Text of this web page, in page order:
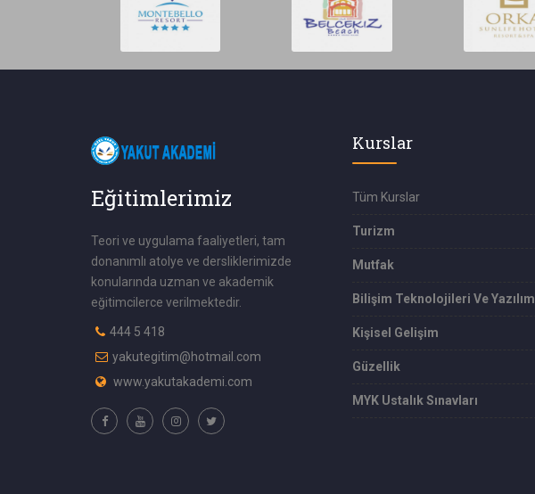
Eğitimlerimiz
Teori ve uygulama faaliyetleri, tam
donanımlı atolye ve dersliklerimizde
konularında uzman ve akademik
eğitimcilerce verilmektedir.
444 5 418
yakutegitim@hotmail.com
www.yakutakademi.com
Kurslar
Tüm Kurslar
Turizm
Mutfak
Bilişim Teknolojileri Ve Yazılım
Kişisel Gelişim
Güzellik
MYK Ustalık Sınavları